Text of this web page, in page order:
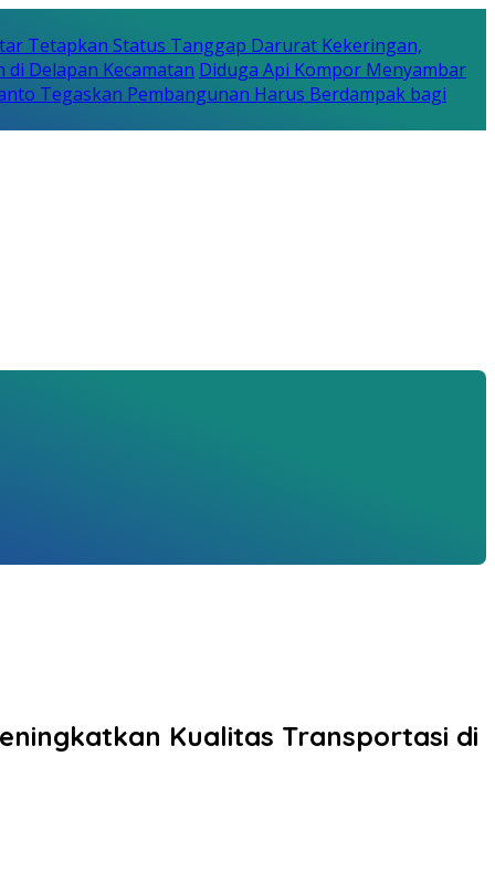
Tetapkan Status Tanggap Darurat Kekeringan,
Delapan Kecamatan Diduga Api Kompor Menyambar
Tegaskan Pembangunan Harus Berdampak bagi
Kualitas Transportasi di